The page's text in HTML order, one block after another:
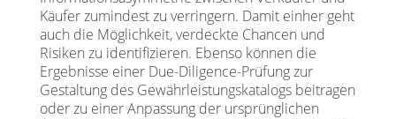
Käufer zumindest zu verringern. Damit einher geht
auch die Möglichkeit, verdeckte Chancen und
Risiken zu identifizieren. Ebenso können die
Ergebnisse einer Due-Diligence-Prüfung zur
Gestaltung des Gewährleistungskatalogs beitragen
oder zu einer Anpassung der ursprünglichen